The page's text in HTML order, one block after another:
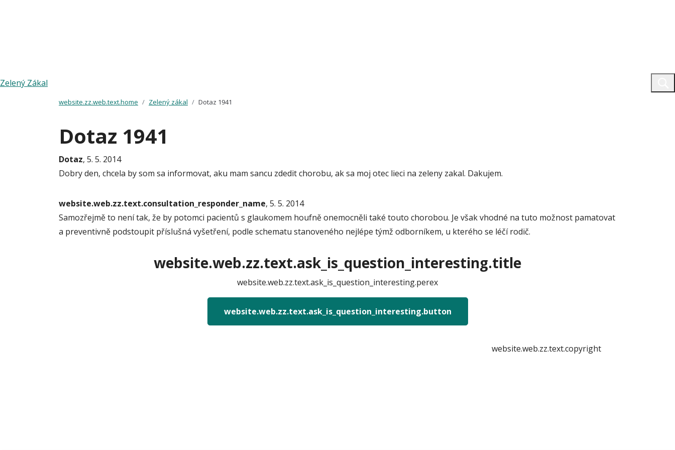
Zelený Zákal
website.zz.web.text.home Zelený zákal Dotaz 1941
Dotaz 1941
Dotaz, 5. 5. 2014
Dobry den, chcela by som sa informovat, aku mam sancu zdedit chorobu, ak sa moj otec lieci na zeleny zakal. Dakujem.
website.web.zz.text.consultation_responder_name, 5. 5. 2014
Samozřejmě to není tak, že by potomci pacientů s glaukomem houfně onemocněli také touto chorobou. Je však vhodné na tuto možnost pamatovat
a preventivně podstoupit příslušná vyšetření, podle schematu stanoveného nejlépe týmž odborníkem, u kterého se léčí rodič.
website.web.zz.text.ask_is_question_interesting.title
website.web.zz.text.ask_is_question_interesting.perex
website.web.zz.text.ask_is_question_interesting.button
website.web.zz.text.copyright